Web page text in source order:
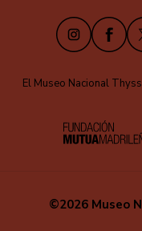
Instagram X
El Museo Nacional
©2026 Museo